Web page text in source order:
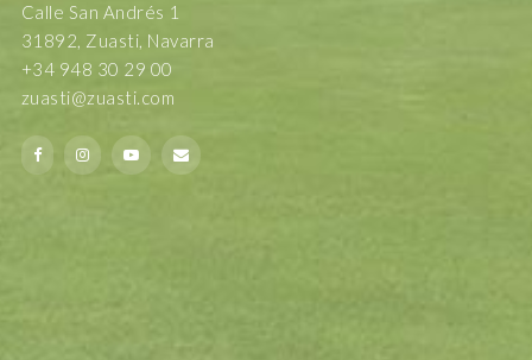
Calle San Andrés 1
31892, Zuasti, Navarra
+34 948 30 29 00
zuasti@zuasti.com